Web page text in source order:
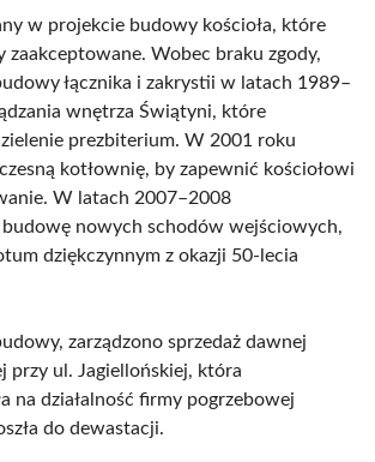
w projekcie budowy kościoła, które
zaakceptowane. Wobec braku zgody,
łącznika i zakrystii w latach 1989–
wnętrza Świątyni, które
prezbiterium. W 2001 roku
kotłownię, by zapewnić kościołowi
W latach 2007–2008
nowych schodów wejściowych,
dziękczynnym z okazji 50-lecia
zarządzono sprzedaż dawnej
przy ul. Jagiellońskiej, która
na działalność firmy pogrzebowej
do dewastacji.